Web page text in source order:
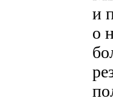
и
о